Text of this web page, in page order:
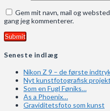
Gem mit navn, mail og
gang jeg kommenterer.
Seneste indlæg
Nikon Z 9 – de første
Nyt kunstfotografisk
Som en Fugl Føniks…
As a Phoenix…
Graviditetsfoto som kunst